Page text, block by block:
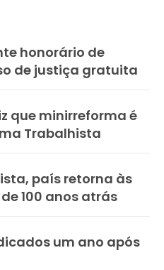
honorário de
de justiça gratuita
que minirreforma é
Trabalhista
país retorna às
100 anos atrás
um ano após